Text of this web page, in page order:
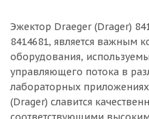
Эжектор Draeger (Drager)
8414681, является важным
оборудования,
управляющего потока в
лабораторных
(Drager) славится